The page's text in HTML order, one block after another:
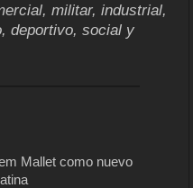
militar, industrial,
deportivo, social y
Mallet como nuevo